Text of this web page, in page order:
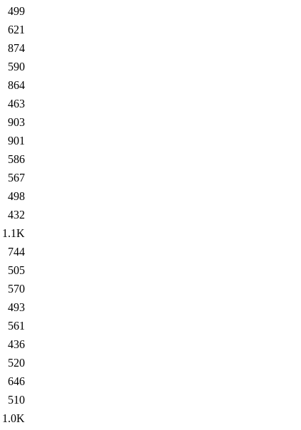
499
621
874
590
864
463
903
901
586
567
498
432
1.1K
744
505
570
493
561
436
520
646
510
1.0K